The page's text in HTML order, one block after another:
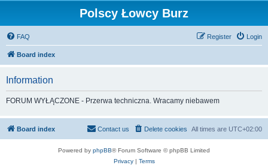
Polscy Łowcy Burz
FAQ Login
Register
Board index
Information
FORUM WYŁĄCZONE - Przerwa techniczna. Wracamy niebawem
Board index All times are UTC+02:00
Delete cookies
Contact us
Powered by phpBB® Forum Software © phpBB Limited
Privacy| Terms